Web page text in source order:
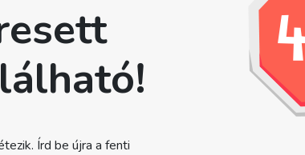
Írd be újra a fenti